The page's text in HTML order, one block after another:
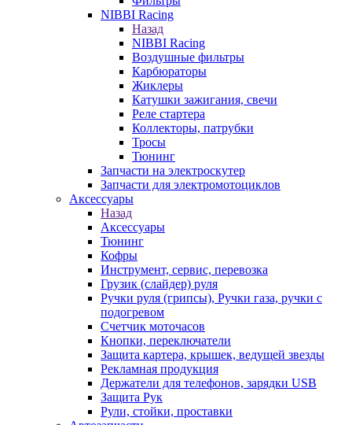
NIBBI Racing
Назад
NIBBI Racing
Воздушные фильтры
Карбюраторы
Жиклеры
Катушки зажигания, свечи
Реле стартера
Коллекторы, патрубки
Тросы
Тюнинг
Запчасти на электроскутер
Запчасти для электромотоциклов
Аксессуары
Назад
Аксессуары
Тюнинг
Кофры
Инструмент, сервис, перевозка
Грузик (слайдер) руля
Ручки руля (грипсы), Ручки газа, ручки с
подогревом
Счетчик моточасов
Кнопки, переключатели
Защита картера, крышек, ведущей звезды
Рекламная продукция
Держатели для телефонов, зарядки USB
Защита Рук
Рули, стойки, проставки